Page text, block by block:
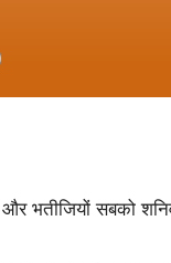
भतीजियों सबको